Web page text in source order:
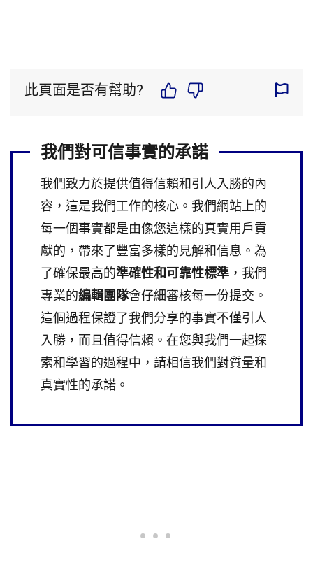
此頁面是否有幫助?
我們對可信事實的承諾
我們致力於提供值得信賴和引人入勝的內
容，這是我們工作的核心。我們網站上的
每一個事實都是由像您這樣的真實用戶貢
獻的，帶來了豐富多樣的見解和信息。為
了確保最高的準確性和可靠性標準 ，我們
專業的編輯團隊會仔細審核每一份提交。
這個過程保證了我們分享的事實不僅引人
入勝，而且值得信賴。在您與我們一起探
索和學習的過程中，請相信我們對質量和
真實性的承諾。